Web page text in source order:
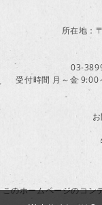
所在地：
03-
受付時間 月～金
このホームページのコン